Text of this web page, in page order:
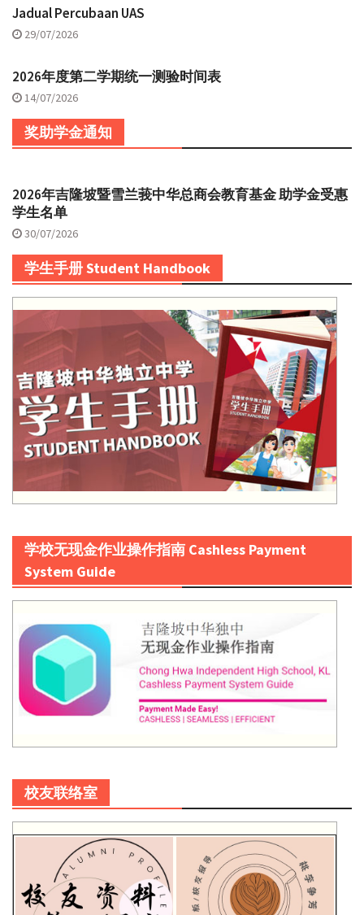
Jadual Percubaan UAS
29/07/2026
2026年度第二学期统一测验时间表
14/07/2026
奖助学金通知
2026年吉隆坡暨雪兰莪中华总商会教育基金 助学金受惠
学生名单
30/07/2026
学生手册 Student Handbook
学校无现金作业操作指南 Cashless Payment
System Guide
校友联络室